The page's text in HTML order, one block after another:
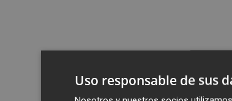
Uso responsable de sus